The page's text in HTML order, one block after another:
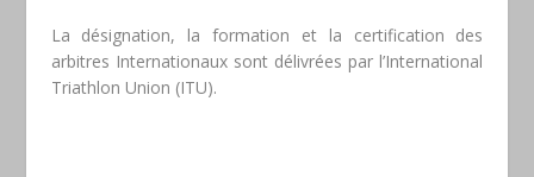
La désignation, la formation et la certification des
arbitres Internationaux sont délivrées par l’International
Triathlon Union (ITU).